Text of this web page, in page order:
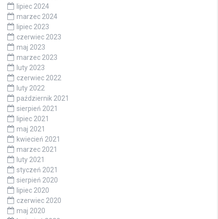
lipiec 2024
marzec 2024
lipiec 2023
czerwiec 2023
maj 2023
marzec 2023
luty 2023
czerwiec 2022
luty 2022
październik 2021
sierpień 2021
lipiec 2021
maj 2021
kwiecień 2021
marzec 2021
luty 2021
styczeń 2021
sierpień 2020
lipiec 2020
czerwiec 2020
maj 2020